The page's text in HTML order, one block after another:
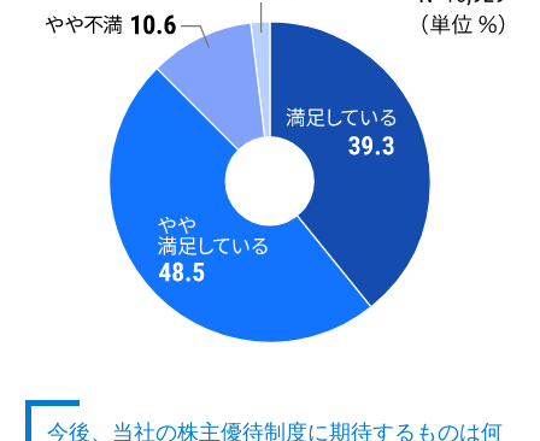
今後、当社の株主優待制度に期待するものは何